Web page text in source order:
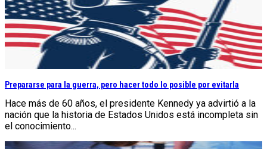
Prepararse para la guerra, pero hacer todo lo posible por evitarla
Hace más de 60 años, el presidente Kennedy ya advirtió a la
nación que la historia de Estados Unidos está incompleta sin
el conocimiento...